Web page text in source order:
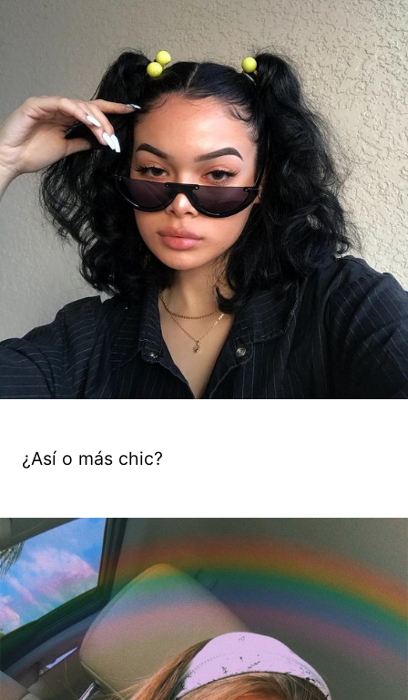
¿Así o más chic?